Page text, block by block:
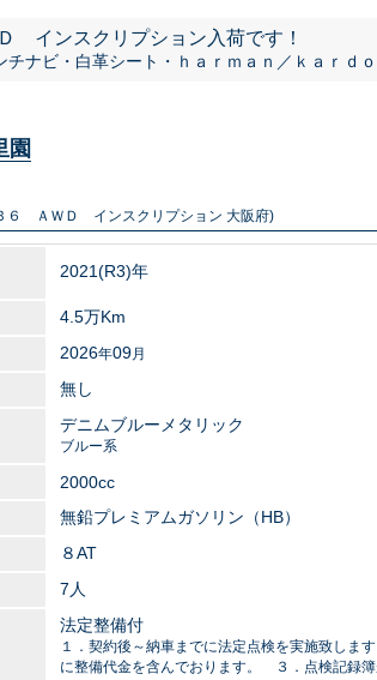
インスクリプション入荷です！
チナビ・白革シート・ｈａｒｍａｎ／ｋａｒｄ
園
６ ＡＷＤ インスクリプション 大阪府)
2021(R3)年
4.5万Km
2026年09月
無し
デニムブルーメタリック
ブルー系
2000cc
無鉛プレミアムガソリン（HB）
８AT
7人
法定整備付
１．契約後～納車までに法定点検を実施致しま
に整備代金を含んでおります。 ３．点検記録簿